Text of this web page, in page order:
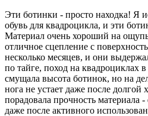
Эти ботинки - просто находка! Я
обувь для квадроцикла, и эти
Материал очень хороший на
отличное сцепление с
несколько месяцев, и они
по тайге, поход на квадроциклах
смущала высота ботинок, но на
нога не устает даже после
порадовала прочность материала
даже после активного